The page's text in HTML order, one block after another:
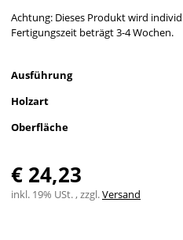
Achtung: Dieses Produkt wird
Fertigungszeit beträgt 3-4 Wochen.
Ausführung
Holzart
Oberfläche
€ 24,23
inkl. 19% USt. , zzgl.Versand